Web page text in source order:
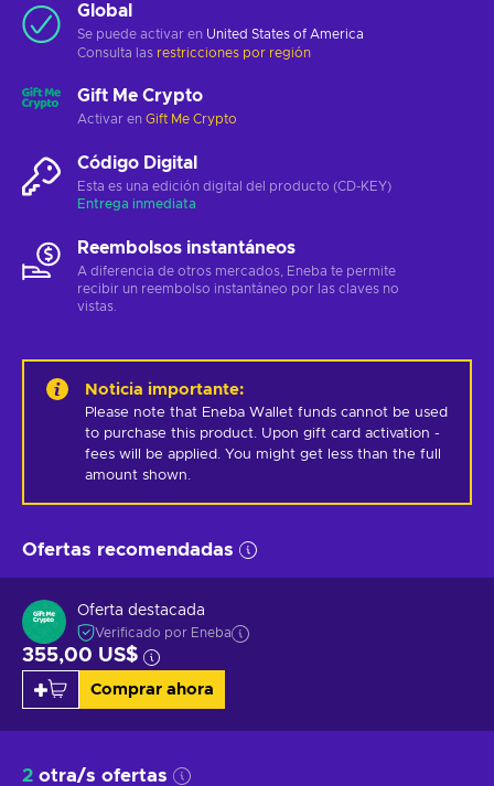
Global
Se puede activar en United States of America
Consulta las restricciones por región
Gift Me Crypto
Activar en Gift Me Crypto
Código Digital
Esta es una edición digital del producto (CD-KEY)
Entrega inmediata
Reembolsos instantáneos
A diferencia de otros mercados, Eneba te permite
recibir un reembolso instantáneo por las claves no
vistas.
Noticia importante:
Please note that Eneba Wallet funds cannot be used
to purchase this product. Upon gift card activation -
fees will be applied. You might get less than the full
amount shown.
Ofertas recomendadas
Oferta destacada
Verificado por Eneba
355,00 US$
Comprar ahora
2 otra/s ofertas